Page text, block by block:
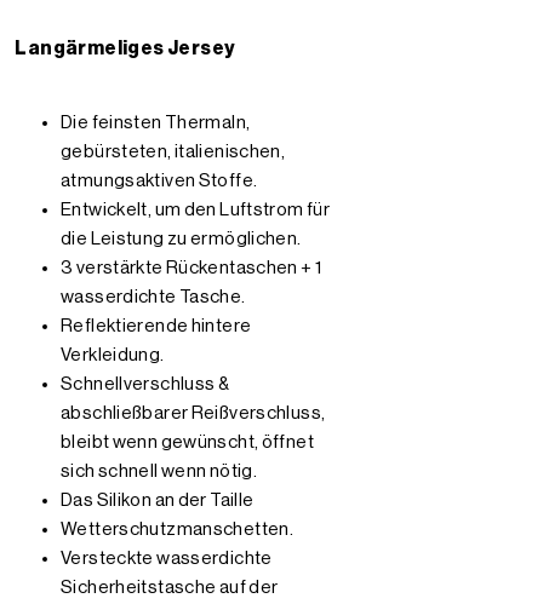
Langärmeliges Jersey
Die feinsten Thermaln,
gebürsteten, italienischen,
atmungsaktiven Stoffe.
Entwickelt, um den Luftstrom für
die Leistung zu ermöglichen.
3 verstärkte Rückentaschen + 1
wasserdichte Tasche.
Reflektierende hintere
Verkleidung.
Schnellverschluss &
abschließbarer Reißverschluss,
bleibt wenn gewünscht, öffnet
sich schnell wenn nötig.
Das Silikon an der Taille
Wetterschutzmanschetten.
Versteckte wasserdichte
Sicherheitstasche auf der